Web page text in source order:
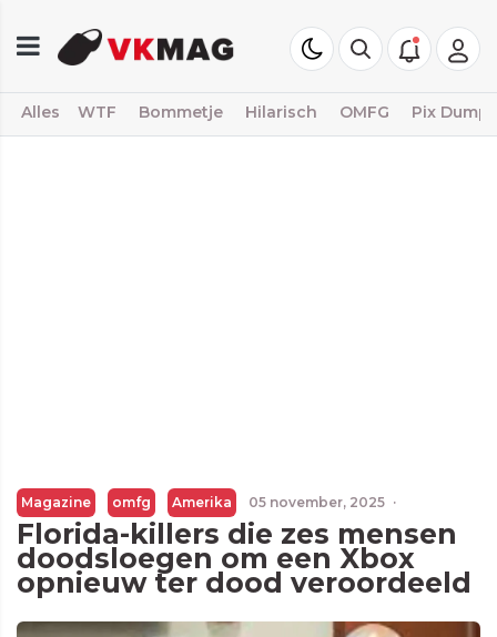
Alles WTF Bommetje Hilarisch OMFG Pix Dump
Magazine omfg Amerika 05 november, 2025 ·
Florida-killers die zes mensen
doodsloegen om een Xbox
opnieuw ter dood veroordeeld